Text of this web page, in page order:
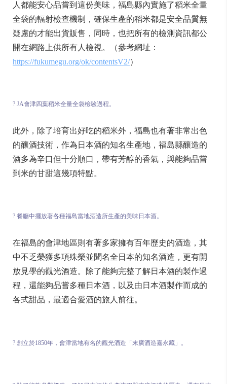
人都能安心品嘗到這份美味，福島縣內實施了稻米全量
全袋的輻射檢查機制，確保生產的稻米都是安全品質無
疑慮的才能出貨販售，同時，也把所有的檢測資訊都公
開在網路上供所有人檢視。（參考網址：
https://fukumegu.org/ok/contentsV2/）
? JA會津四葉稻米全量全袋檢驗過程。
此外，除了培育出好吃的稻米外，福島也有著非常出色
的釀酒技術，作為日本酒的知名生產地，福島縣釀造的
酒多為辛口但十分順口，帶有芳醇的香氣，與能夠品嘗
到米的甘甜這幾項特點。
? 餐廳中擺放著各種福島當地酒造所生產的美味日本酒。
在福島的會津地區則有著多家擁有百年歷史的酒造，其
中不乏榮獲多項殊榮並聞名全日本的知名酒造，更有開
放見學的觀光酒造。除了能夠完整了解日本酒的製作過
程，還能夠品嘗多種日本酒，以及由日本酒製作而成的
各式甜品，最適合愛酒的旅人前往。
? 創立於1850年，會津當地有名的觀光酒造「末廣酒造嘉永藏」。